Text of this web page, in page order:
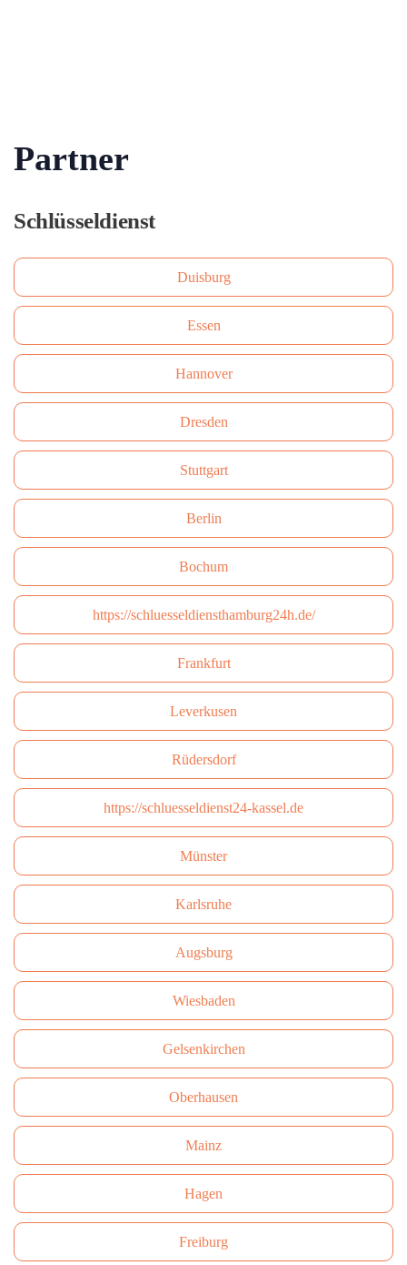
Partner
Schlüsseldienst
Duisburg
Essen
Hannover
Dresden
Stuttgart
Berlin
Bochum
https://schluesseldiensthamburg24h.de/
Frankfurt
Leverkusen
Rüdersdorf
https://schluesseldienst24-kassel.de
Münster
Karlsruhe
Augsburg
Wiesbaden
Gelsenkirchen
Oberhausen
Mainz
Hagen
Freiburg